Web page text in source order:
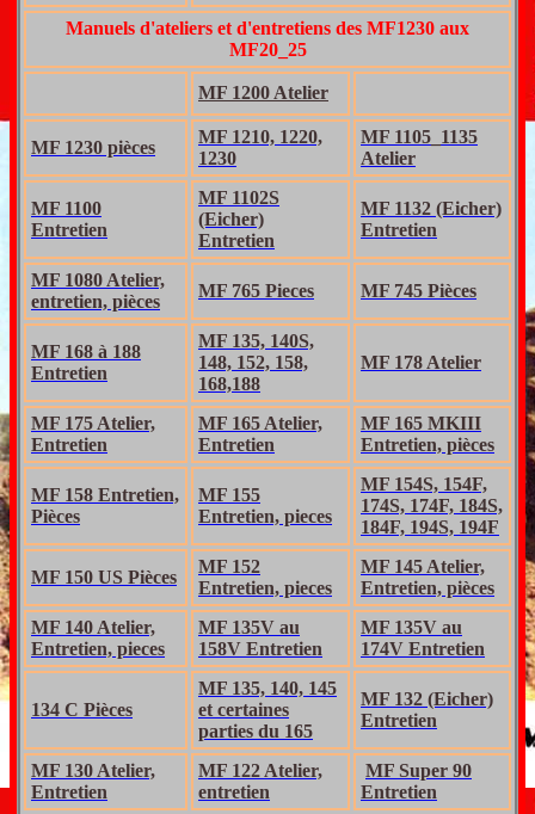
Manuels d'ateliers et d'entretiens des MF1230 aux
MF20_25
MF 1200 Atelier
MF 1230 pièces
MF 1210, 1220,
1230
MF 1105_1135
Atelier
MF 1100
Entretien
MF 1102S
(Eicher)
Entretien
MF 1132 (Eicher)
Entretien
MF 1080 Atelier,
entretien, pièces
MF 765 Pieces MF 745 Pièces
MF 168 à 188
Entretien
MF 135, 140S,
148, 152, 158,
168,188
MF 178 Atelier
MF 175 Atelier,
Entretien
MF 165 Atelier,
Entretien
MF 165 MKIII
Entretien, pièces
MF 158 Entretien,
Pièces
MF 155
Entretien, pieces
MF 154S, 154F,
174S, 174F, 184S,
184F, 194S, 194F
MF 150 US Pièces
MF 152
Entretien, pieces
MF 145 Atelier,
Entretien, pièces
MF 140 Atelier,
Entretien, pieces
MF 135V au
158V Entretien
MF 135V au
174V Entretien
134 C Pièces
MF 135, 140, 145
et certaines
parties du 165
MF 132 (Eicher)
Entretien
MF 130 Atelier,
Entretien
MF 122 Atelier,
entretien
MF Super 90
Entretien